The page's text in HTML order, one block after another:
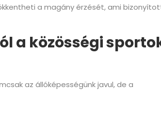
a magány érzését, ami
a közösségi
az állóképességünk javul, de a